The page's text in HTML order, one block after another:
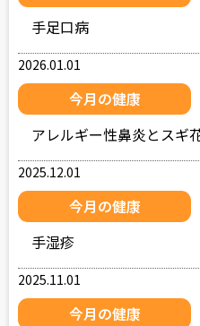
手足口病
2026.01.01
今月の健康
アレルギー性鼻炎とスギ
2025.12.01
今月の健康
手湿疹
2025.11.01
今月の健康